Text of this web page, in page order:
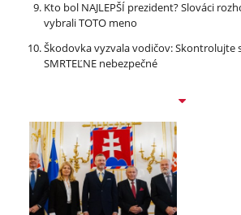
Kto bol NAJLEPŠÍ prezident? Slováci
vybrali TOTO meno
Škodovka vyzvala vodičov: Skontrolujte
SMRTEĽNE nebezpečné